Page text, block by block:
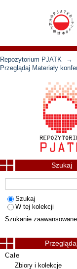
Repozytorium PJATK →
Przeglądaj Materiały
Szukaj
Szukaj
W tej kolekcji
Szukanie zaawansowane
Całe
Zbiory i kolekcje